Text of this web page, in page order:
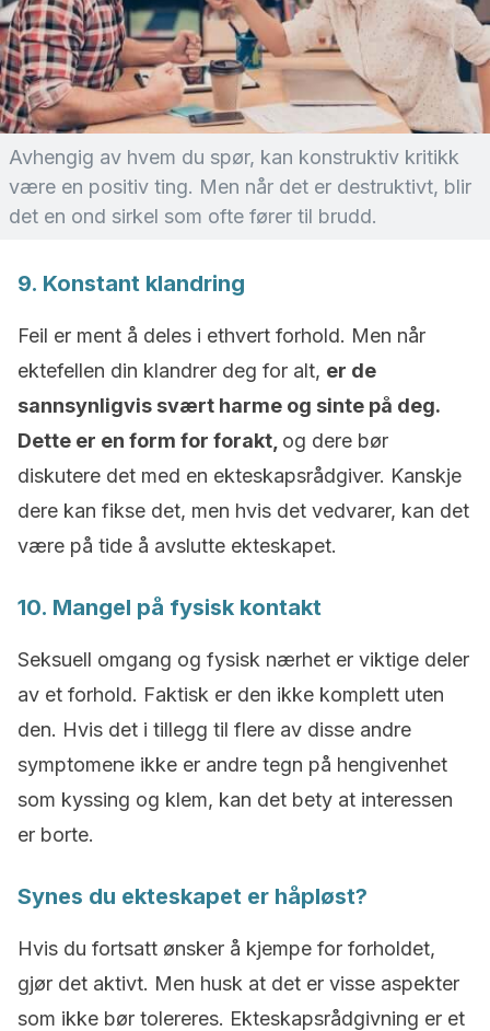
Avhengig av hvem du spør, kan konstruktiv kritikk
være en positiv ting. Men når det er destruktivt, blir
det en ond sirkel som ofte fører til brudd.
9. Konstant klandring
Feil er ment å deles i ethvert forhold. Men når
ektefellen din klandrer deg for alt, er de
sannsynligvis svært harme og sinte på deg.
Dette er en form for forakt, og dere bør
diskutere det med en ekteskapsrådgiver. Kanskje
dere kan fikse det, men hvis det vedvarer, kan det
være på tide å avslutte ekteskapet.
10. Mangel på fysisk kontakt
Seksuell omgang og fysisk nærhet er viktige deler
av et forhold. Faktisk er den ikke komplett uten
den. Hvis det i tillegg til flere av disse andre
symptomene ikke er andre tegn på hengivenhet
som kyssing og klem, kan det bety at interessen
er borte.
Synes du ekteskapet er håpløst?
Hvis du fortsatt ønsker å kjempe for forholdet,
gjør det aktivt. Men husk at det er visse aspekter
som ikke bør tolereres. Ekteskapsrådgivning er et